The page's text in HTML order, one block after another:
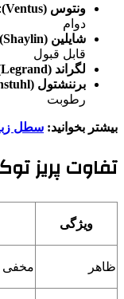
ونتوس (Ventus)
دوام
شایلین (Shaylin)
قابل قبول
لگراند (Legrand)
برننشتول (Brennenstuhl)
رطوبت
بیشتر بخوانید: سطل
تفاوت پریز
ویژگی
ظاهر مخفی